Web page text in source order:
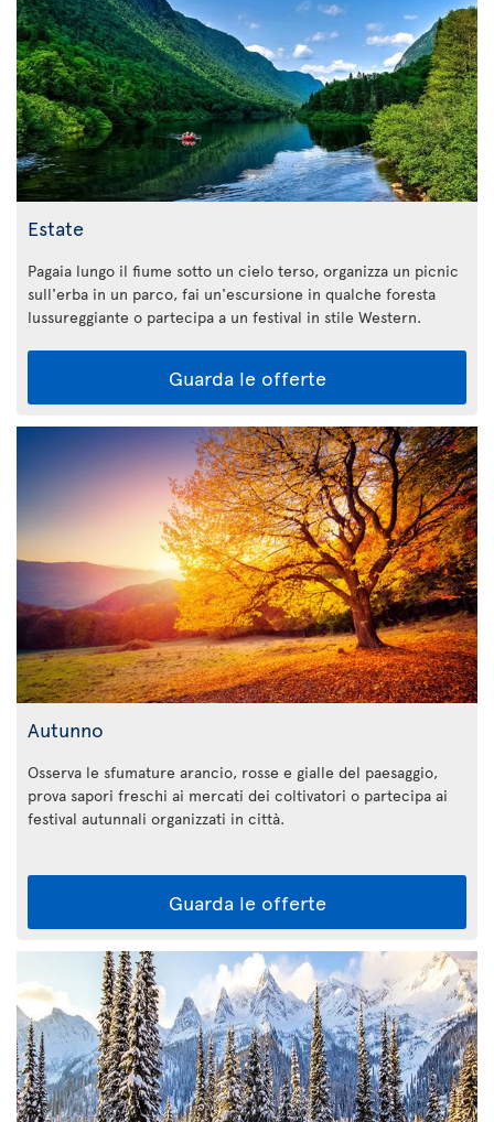
Estate
Pagaia lungo il fiume sotto un cielo terso, organizza un picnic
sull'erba in un parco, fai un'escursione in qualche foresta
lussureggiante o partecipa a un festival in stile Western.
Guarda le offerte
Autunno
Osserva le sfumature arancio, rosse e gialle del paesaggio,
prova sapori freschi ai mercati dei coltivatori o partecipa ai
festival autunnali organizzati in città.
Guarda le offerte